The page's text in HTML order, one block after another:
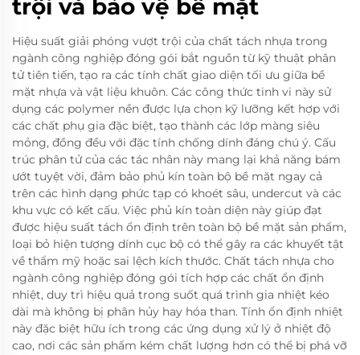
trội và bảo vệ bề mặt
Hiệu suất giải phóng vượt trội của chất tách nhựa trong
ngành công nghiệp đóng gói bắt nguồn từ kỹ thuật phân
tử tiên tiến, tạo ra các tính chất giao diện tối ưu giữa bề
mặt nhựa và vật liệu khuôn. Các công thức tinh vi này sử
dụng các polymer nền được lựa chọn kỹ lưỡng kết hợp với
các chất phụ gia đặc biệt, tạo thành các lớp màng siêu
mỏng, đồng đều với đặc tính chống dính đáng chú ý. Cấu
trúc phân tử của các tác nhân này mang lại khả năng bám
ướt tuyệt vời, đảm bảo phủ kín toàn bộ bề mặt ngay cả
trên các hình dạng phức tạp có khoét sâu, undercut và các
khu vực có kết cấu. Việc phủ kín toàn diện này giúp đạt
được hiệu suất tách ổn định trên toàn bộ bề mặt sản phẩm,
loại bỏ hiện tượng dính cục bộ có thể gây ra các khuyết tật
về thẩm mỹ hoặc sai lệch kích thước. Chất tách nhựa cho
ngành công nghiệp đóng gói tích hợp các chất ổn định
nhiệt, duy trì hiệu quả trong suốt quá trình gia nhiệt kéo
dài mà không bị phân hủy hay hóa than. Tính ổn định nhiệt
này đặc biệt hữu ích trong các ứng dụng xử lý ở nhiệt độ
cao, nơi các sản phẩm kém chất lượng hơn có thể bị phá vỡ